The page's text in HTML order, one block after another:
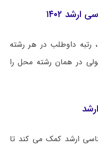
۱۴۰۲
کارنامه نهایی کارشناسی ارشد ۱۴۰۲، رتبه داوطلب در هر رشته
در همان رشته محل را
ارشد کمک می کند تا